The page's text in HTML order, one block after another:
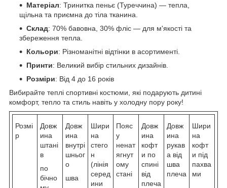
Матеріал: Тринитка пеньє (Туреччина) — тепла,
щільна та приємна до тіла тканина.
Склад: 70% бавовна, 30% фліс — для м'якості та
збереження тепла.
Кольори: Різноманітні відтінки в асортименті.
Принти: Великий вибір стильних дизайнів.
Розміри: Від 4 до 16 років
Вибирайте теплі спортивні костюми, які подарують дитині
комфорт, тепло та стиль навіть у холодну пору року!
Розмі
р
Довж
ина
штані
в
по
бічно
Довж
ина
внутрі
шньог
о
шва
Шири
на
стего
н
(лінія
серед
ини
Пояс
у
ненат
ягнут
ому
стані
Довж
ина
кофт
и по
спині
від
плеча
Довж
ина
рукав
а від
шва
плеча
Шири
на
кофт
и під
пахва
ми